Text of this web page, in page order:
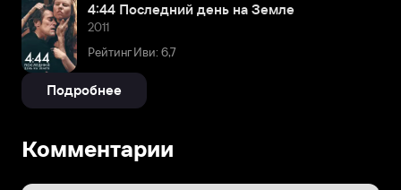
4:44 Последний день на Земле
2011
Рейтинг Иви: 6,7
Подробнее
Комментарии